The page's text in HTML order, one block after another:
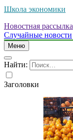
Школа экономики
Новостная рассылка
Случайные новости
Меню
Найти:
Заголовки